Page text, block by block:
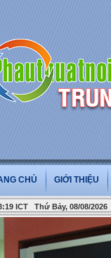
CHỦ GIỚI THIỆU
ICT Thứ Bảy, 08/08/2026